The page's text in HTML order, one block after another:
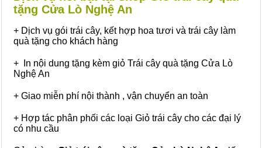
tặng Cửa Lò Nghệ An
+ Dịch vụ gói trái cây, kết hợp hoa tươi và trái cây làm
quà tặng cho khách hàng
+ In nội dung tặng kèm giỏ Trái cây quà tặng Cửa Lò
Nghệ An
+ Giao miễn phí nội thành , vận chuyển an toàn
+ Hợp tác phân phối các loại Giỏ trái cây cho các đại lý
có nhu cầu